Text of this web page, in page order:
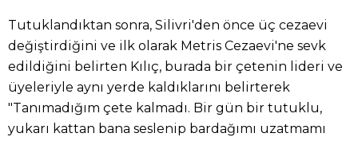
Tutuklandıktan sonra, Silivri'den önce üç cezaevi
değiştirdiğini ve ilk olarak Metris Cezaevi'ne sevk
edildiğini belirten Kılıç, burada bir çetenin lideri ve
üyeleriyle aynı yerde kaldıklarını belirterek
"Tanımadığım çete kalmadı. Bir gün bir tutuklu,
yukarı kattan bana seslenip bardağımı uzatmamı